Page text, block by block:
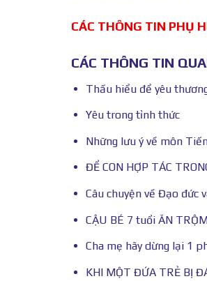
CÁC THÔNG TIN PHỤ
CÁC THÔNG TIN
Thấu hiểu để yêu
Yêu trong tỉnh thức
Những lưu ý về môn
ĐỂ CON HỢP TÁC
Câu chuyện về Đạo đức
CẬU BÉ 7 tuổi ĂN
Cha mẹ hãy dừng lại 1
KHI MỘT ĐỨA TRẺ BỊ